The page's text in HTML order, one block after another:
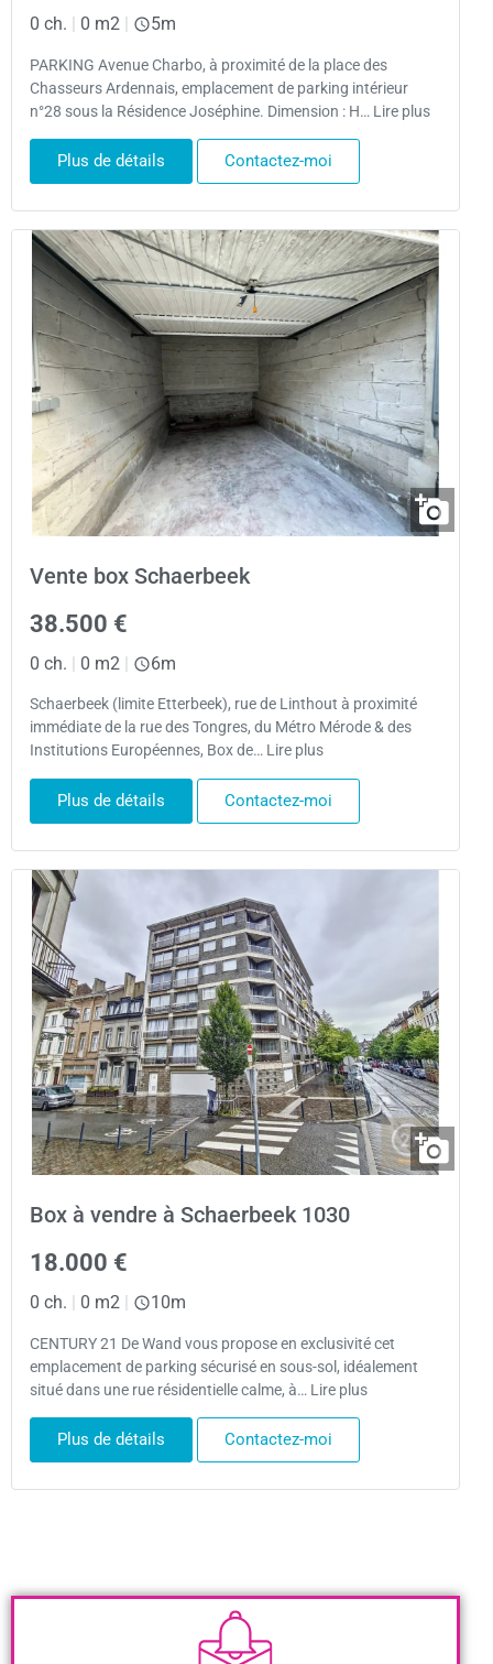
0 ch. 0 m2 5m
PARKING Avenue Charbo, à proximité de la place des
Chasseurs Ardennais, emplacement de parking intérieur
n°28 sous la Résidence Joséphine. Dimension : H… Lire plus
Plus de détails Contactez-moi
Vente box Schaerbeek
38.500 €
0 ch. | 0 m2 | 6m
Schaerbeek (limite Etterbeek), rue de Linthout à proximité
immédiate de la rue des Tongres, du Métro Mérode & des
Institutions Européennes, Box de… Lire plus
Plus de détails Contactez-moi
Box à vendre à Schaerbeek 1030
18.000 €
0 ch. 0 m2 10m
CENTURY 21 De Wand vous propose en exclusivité cet
emplacement de parking sécurisé en sous-sol, idéalement
situé dans une rue résidentielle calme, à… Lire plus
Plus de détails Contactez-moi